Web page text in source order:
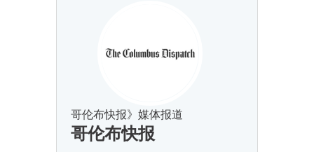
哥伦布快报》媒体报道
哥伦布快报